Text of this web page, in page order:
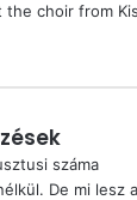
choir from
száma
De mi lesz